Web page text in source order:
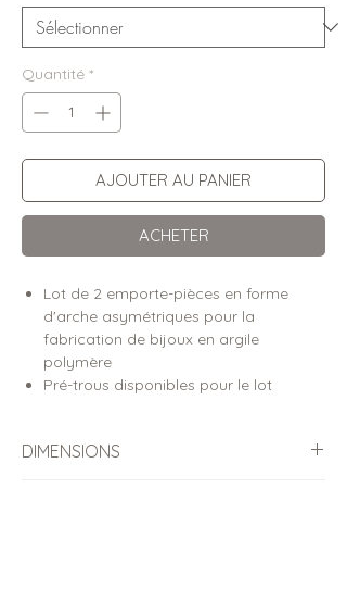
Quantité *
AJOUTER AU PANIER
ACHETER
Lot de 2 emporte-pièces en forme
d'arche asymétriques pour la
fabrication de bijoux en argile
polymère
Pré-trous disponibles pour le lot
DIMENSIONS